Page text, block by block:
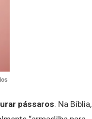
pássaros. Na Bíblia,